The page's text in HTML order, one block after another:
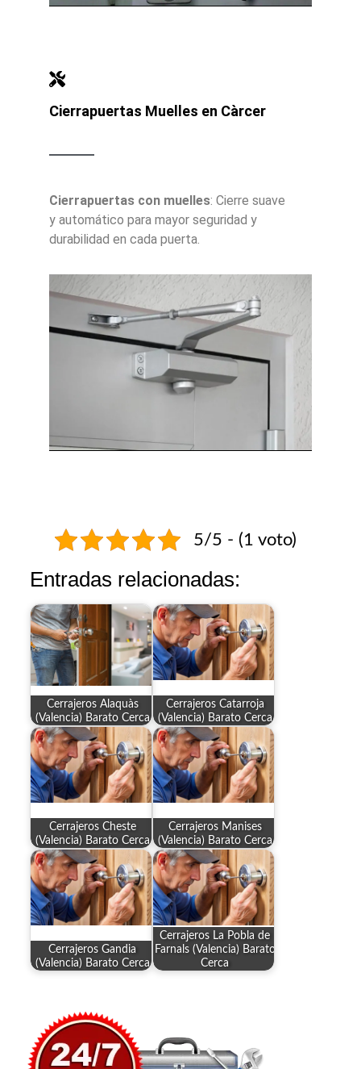
Cierrapuertas Muelles en Càrcer
Cierrapuertas con muelles: Cierre suave
y automático para mayor seguridad y
durabilidad en cada puerta.
5/5 - (1 voto)
Entradas relacionadas:
Cerrajeros Alaquàs
(Valencia) Barato Cerca
Cerrajeros Catarroja
(Valencia) Barato Cerca
Cerrajeros Cheste
(Valencia) Barato Cerca
Cerrajeros Manises
(Valencia) Barato Cerca
Cerrajeros Gandia
(Valencia) Barato Cerca
Cerrajeros La Pobla de
Farnals (Valencia) Barato
Cerca